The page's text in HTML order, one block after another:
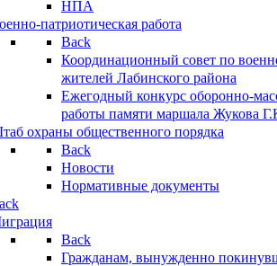
НПА
патриотическая работа
Back
Координационный совет по
жителей Лабинского района
Ежегодный конкурс оборонно-
работы памяти маршала Жукова
охраны общественного порядка
Back
Новости
Нормативные документы
Back
Гражданам, вынужденно